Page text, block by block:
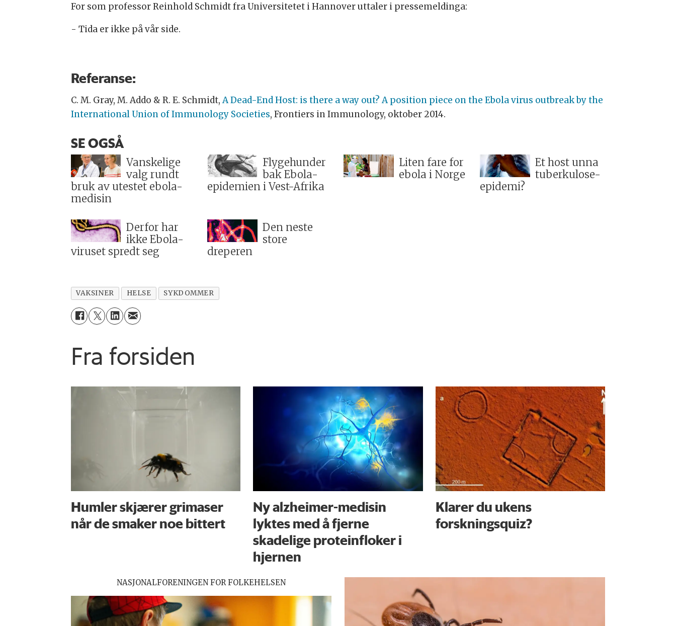
For som professor Reinhold Schmidt fra Universitetet i Hannover uttaler i pressemeldinga:
- Tida er ikke på vår side.
Referanse:
C. M. Gray, M. Addo & R. E. Schmidt,A Dead-End Host: is there a way out? A position piece on the Ebola virus outbreak by the
International Union of Immunology Societies, Frontiers in Immunology, oktober 2014.
SE OGSÅ
Vanskelige
valg rundt
bruk av utestet ebola-
medisin
Flygehunder
bak Ebola-
epidemien i Vest-Afrika
Liten fare for
ebola i Norge
Et host unna
tuberkulose-
epidemi?
Derfor har
ikke Ebola-
viruset spredt seg
Den neste
store
dreperen
VAKSINER HELSE SYKDOMMER
Fra forsiden
Humler skjærer grimaser
når de smaker noe bittert
Ny alzheimer-medisin
lyktes med å fjerne
skadelige proteinfloker i
hjernen
Klarer du ukens
forskningsquiz?
NASJONALFORENINGEN FOR FOLKEHELSEN